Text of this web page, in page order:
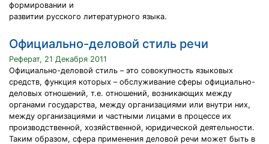
формировании и
развитии русского литературного языка.
Официально-деловой стиль речи
Реферат, 21 Декабря 2011
Официально-деловой стиль – это совокупность языковых
средств, функция которых – обслуживание сферы официально-
деловых отношений, т.е. отношений, возникающих между
органами государства, между организациями или внутри них,
между организациями и частными лицами в процессе их
производственной, хозяйственной, юридической деятельности.
Таким образом, сфера применения деловой речи может быть в